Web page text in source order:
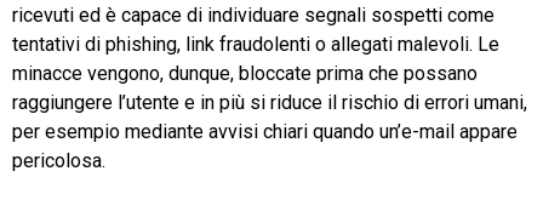
ricevuti ed è capace di individuare segnali sospetti come
tentativi di phishing, link fraudolenti o allegati malevoli. Le
minacce vengono, dunque, bloccate prima che possano
raggiungere l’utente e in più si riduce il rischio di errori umani,
per esempio mediante avvisi chiari quando un’e-mail appare
pericolosa.